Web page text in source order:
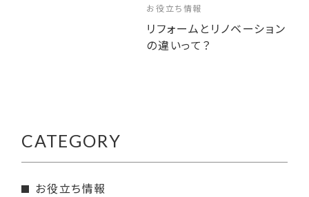
お役立ち情報
リフォームとリノベーション
の違いって？
CATEGORY
お役立ち情報